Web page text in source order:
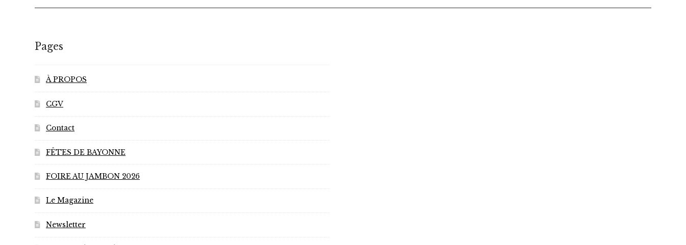
Pages
À PROPOS
CGV
Contact
FÊTES DE BAYONNE
FOIRE AU JAMBON 2026
Le Magazine
Newsletter